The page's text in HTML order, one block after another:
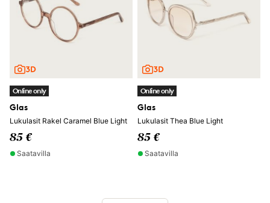
Online only
Glas
Lukulasit Rakel Caramel Blue Light
85 €
Saatavilla
Online only
Glas
Lukulasit Thea Blue Light
85 €
Saatavilla